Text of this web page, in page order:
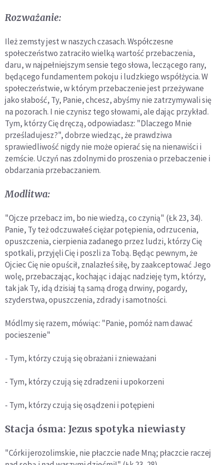
Rozważanie:
Ileż zemsty jest w naszych czasach. Współczesne
społeczeństwo zatraciło wielką wartość przebaczenia,
daru, w najpełniejszym sensie tego słowa, leczącego rany,
będącego fundamentem pokoju i ludzkiego współżycia. W
społeczeństwie, w którym przebaczenie jest przeżywane
jako słabość, Ty, Panie, chcesz, abyśmy nie zatrzymywali się
na pozorach. I nie czynisz tego słowami, ale dając przykład.
Tym, którzy Cię dręczą, odpowiadasz: "Dlaczego Mnie
prześladujesz?", dobrze wiedząc, że prawdziwa
sprawiedliwość nigdy nie może opierać się na nienawiści i
zemście. Uczyń nas zdolnymi do proszenia o przebaczenie i
obdarzania przebaczaniem.
Modlitwa:
"Ojcze przebacz im, bo nie wiedzą, co czynią" (Łk 23, 34).
Panie, Ty też odczuwałeś ciężar potępienia, odrzucenia,
opuszczenia, cierpienia zadanego przez ludzi, którzy Cię
spotkali, przyjęli Cię i poszli za Tobą. Będąc pewnym, że
Ojciec Cię nie opuścił, znalazłeś siłę, by zaakceptować Jego
wolę, przebaczając, kochając i dając nadzieję tym, którzy,
tak jak Ty, idą dzisiaj tą samą drogą drwiny, pogardy,
szyderstwa, opuszczenia, zdrady i samotności.
Módlmy się razem, mówiąc: "Panie, pomóż nam dawać
pocieszenie"
- Tym, którzy czują się obrażani i znieważani
- Tym, którzy czują się zdradzeni i upokorzeni
- Tym, którzy czują się osądzeni i potępieni
Stacja ósma: Jezus spotyka niewiasty
"Córki jerozolimskie, nie płaczcie nade Mną; płaczcie raczej